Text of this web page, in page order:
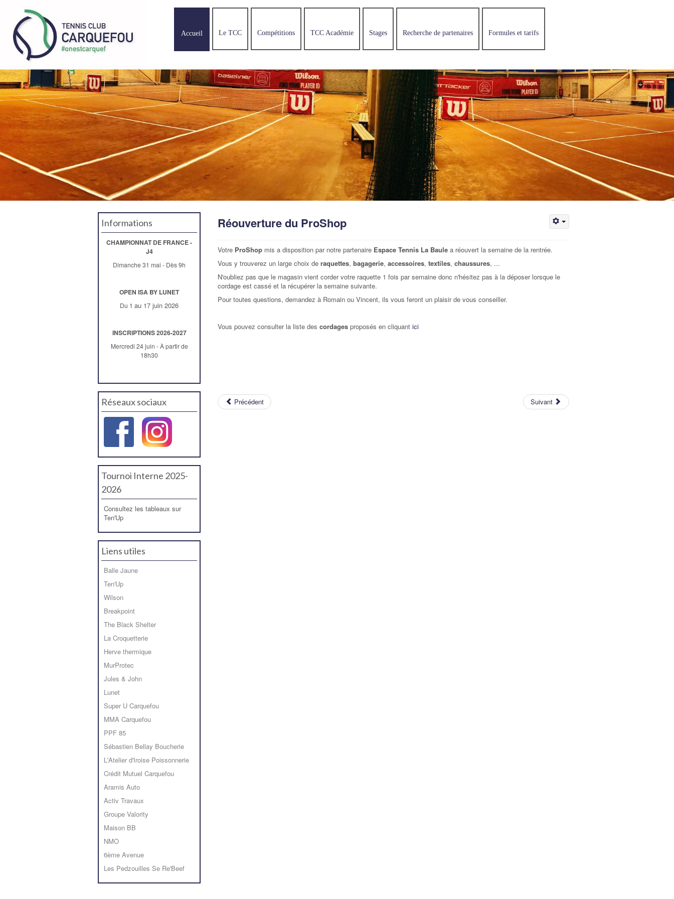
Accueil Le TCC Compétitions TCC Académie Stages Recherche de partenaires Formules et tarifs
Informations
CHAMPIONNAT DE FRANCE -
J4
Dimanche 31 mai - Dès 9h
OPEN ISA BY LUNET
Du 1 au 17 juin 2026
INSCRIPTIONS 2026-2027
Mercredi 24 juin - À partir de
18h30
Réseaux sociaux
Tournoi Interne 2025-
2026
Consultez les tableaux sur
Ten'Up
Liens utiles
Balle Jaune
Ten'Up
Wilson
Breakpoint
The Black Shelter
La Croquetterie
Herve thermique
MurProtec
Jules & John
Lunet
Super U Carquefou
MMA Carquefou
PPF 85
Sébastien Bellay Boucherie
L'Atelier d'Iroise Poissonnerie
Crédit Mutuel Carquefou
Aramis Auto
Activ Travaux
Groupe Valority
Maison BB
NMO
6ème Avenue
Les Pedzouilles Se Re'Beef
Réouverture du ProShop
Votre ProShop mis a disposition par notre partenaire Espace Tennis La Baule a réouvert la semaine de la rentrée.
Vous y trouverez un large choix de raquettes, bagagerie, accessoires, textiles, chaussures, ...
N'oubliez pas que le magasin vient corder votre raquette 1 fois par semaine donc n'hésitez pas à la déposer lorsque le
cordage est cassé et la récupérer la semaine suivante.
Pour toutes questions, demandez à Romain ou Vincent, ils vous feront un plaisir de vous conseiller.
Vous pouvez consulter la liste des cordages proposés en cliquant ici
Précédent Suivant